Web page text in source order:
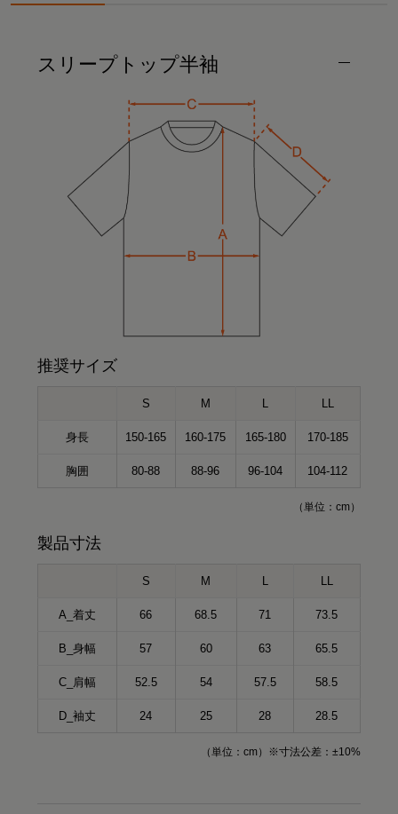
スリープトップ半袖
推奨サイズ
S M L LL
身長 150-165 160-175 165-180 170-185
胸囲 80-88 88-96 96-104 104-112
（単位：cm）
製品寸法
S M L LL
A_着丈 66 68.5 71 73.5
B_身幅 57 60 63 65.5
C_肩幅 52.5 54 57.5 58.5
D_袖丈 24 25 28 28.5
（単位：cm）※寸法公差：±10%